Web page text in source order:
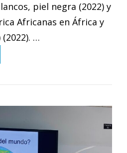
piel negra (2022) y
Africanas en África y
(2022). …